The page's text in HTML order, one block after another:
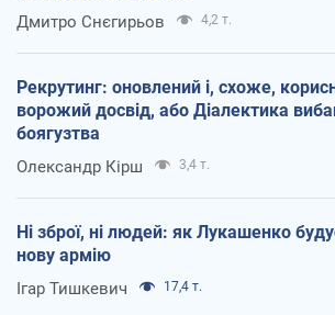
Дмитро Снєгирьов 4,2 т.
Рекрутинг: оновлений і, схоже,
ворожий досвід, або Діалектика
боягузтва
Олександр Кірш 3,4 т.
Ні зброї, ні людей: як Лукашенко
нову армію
Ігар Тишкевич 17,4 т.